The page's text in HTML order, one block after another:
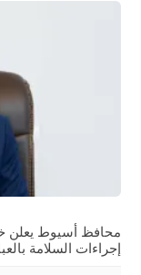
محافظ أسيوط يعلن
إجراءات السلامة